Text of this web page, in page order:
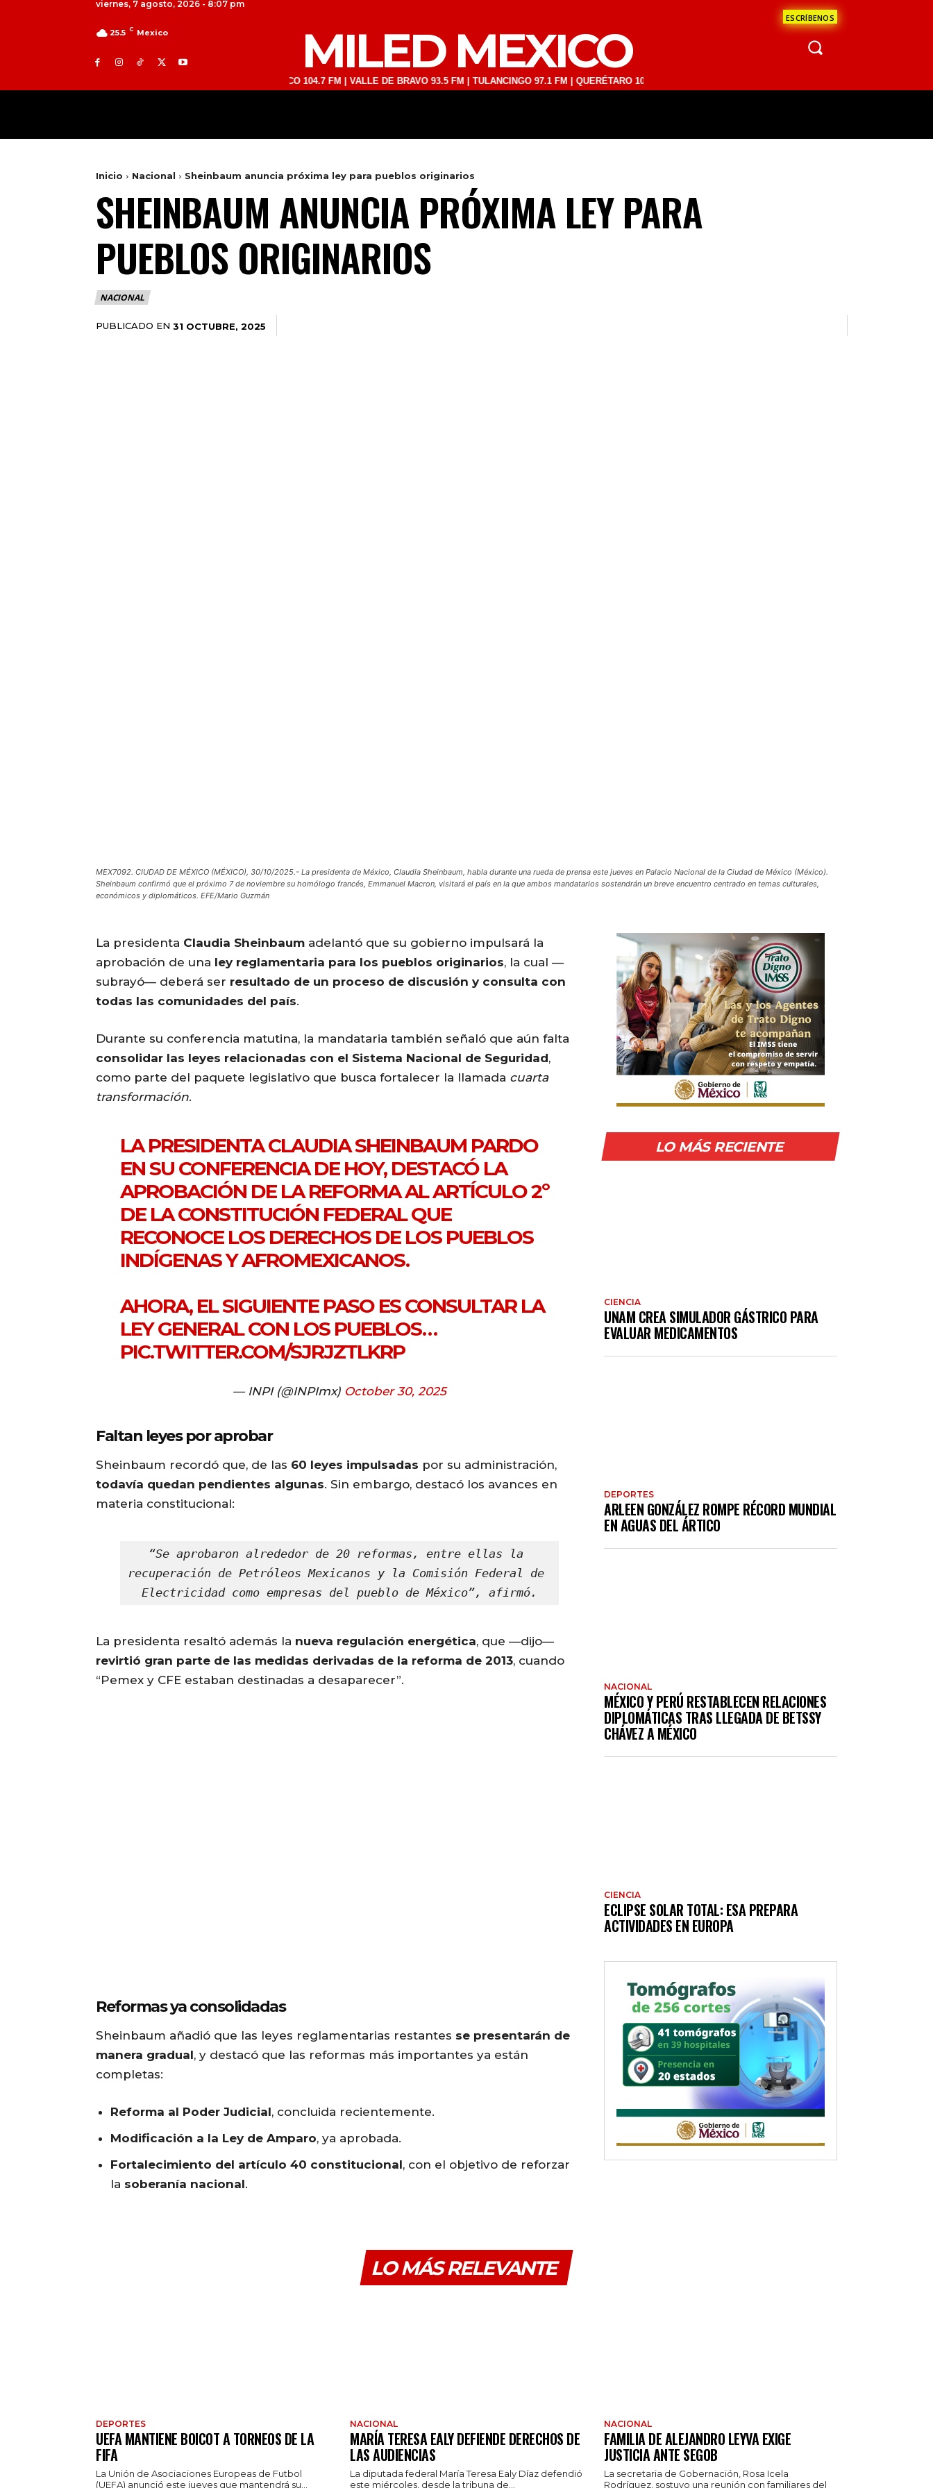
viernes, 7 agosto, 2026 - 8:07 pm
ESCRÍBENOS
25.5 C Mexico MILED MEXICO
TOLUCA 98.9 FM | ATLACOMULCO 104.7 FM | VALLE DE BRAVO 93.5 FM | TULANCINGO 97.1 FM | QUERÉTARO 103.1 FM | SAN JUAN DEL RÍO 93.1 FM | GUADALAJARA 1510 AM | LA
Inicio Nacional Sheinbaum anuncia próxima ley para pueblos originarios
SHEINBAUM ANUNCIA PRÓXIMA LEY PARA
PUEBLOS ORIGINARIOS
NACIONAL
PUBLICADO EN 31 OCTUBRE, 2025
MEX7092. CIUDAD DE MÉXICO (MÉXICO), 30/10/2025.- La presidenta de México, Claudia Sheinbaum, habla durante una rueda de prensa este jueves en Palacio Nacional de la Ciudad de México (México).
Sheinbaum confirmó que el próximo 7 de noviembre su homólogo francés, Emmanuel Macron, visitará el país en la que ambos mandatarios sostendrán un breve encuentro centrado en temas culturales,
económicos y diplomáticos. EFE/Mario Guzmán
La presidenta Claudia Sheinbaum adelantó que su gobierno impulsará la
aprobación de una ley reglamentaria para los pueblos originarios, la cual —
subrayó— deberá ser resultado de un proceso de discusión y consulta con
todas las comunidades del país.
Durante su conferencia matutina, la mandataria también señaló que aún falta
consolidar las leyes relacionadas con el Sistema Nacional de Seguridad,
como parte del paquete legislativo que busca fortalecer la llamada cuarta
transformación.
LA PRESIDENTA CLAUDIA SHEINBAUM PARDO
EN SU CONFERENCIA DE HOY, DESTACÓ LA
APROBACIÓN DE LA REFORMA AL ARTÍCULO 2º
DE LA CONSTITUCIÓN FEDERAL QUE
RECONOCE LOS DERECHOS DE LOS PUEBLOS
INDÍGENAS Y AFROMEXICANOS.
AHORA, EL SIGUIENTE PASO ES CONSULTAR LA
LEY GENERAL CON LOS PUEBLOS…
PIC.TWITTER.COM/SJRJZTLKRP
— INPI (@INPImx) October 30, 2025
Faltan leyes por aprobar
Sheinbaum recordó que, de las 60 leyes impulsadas por su administración,
todavía quedan pendientes algunas. Sin embargo, destacó los avances en
materia constitucional:
“Se aprobaron alrededor de 20 reformas, entre ellas la
recuperación de Petróleos Mexicanos y la Comisión Federal de
Electricidad como empresas del pueblo de México”, afirmó.
La presidenta resaltó además la nueva regulación energética, que —dijo—
revirtió gran parte de las medidas derivadas de la reforma de 2013, cuando
“Pemex y CFE estaban destinadas a desaparecer”.
Reformas ya consolidadas
Sheinbaum añadió que las leyes reglamentarias restantes se presentarán de
manera gradual, y destacó que las reformas más importantes ya están
completas:
Reforma al Poder Judicial, concluida recientemente.
Modificación a la Ley de Amparo, ya aprobada.
Fortalecimiento del artículo 40 constitucional, con el objetivo de reforzar
la soberanía nacional.
LO MÁS RECIENTE
CIENCIA
UNAM CREA SIMULADOR GÁSTRICO PARA
EVALUAR MEDICAMENTOS
DEPORTES
ARLEEN GONZÁLEZ ROMPE RÉCORD MUNDIAL
EN AGUAS DEL ÁRTICO
NACIONAL
MÉXICO Y PERÚ RESTABLECEN RELACIONES
DIPLOMÁTICAS TRAS LLEGADA DE BETSSY
CHÁVEZ A MÉXICO
CIENCIA
ECLIPSE SOLAR TOTAL: ESA PREPARA
ACTIVIDADES EN EUROPA
LO MÁS RELEVANTE
DEPORTES
UEFA MANTIENE BOICOT A TORNEOS DE LA
FIFA
La Unión de Asociaciones Europeas de Futbol
(UEFA) anunció este jueves que mantendrá su...
NACIONAL
MARÍA TERESA EALY DEFIENDE DERECHOS DE
LAS AUDIENCIAS
La diputada federal María Teresa Ealy Díaz defendió
este miércoles, desde la tribuna de...
NACIONAL
FAMILIA DE ALEJANDRO LEYVA EXIGE
JUSTICIA ANTE SEGOB
La secretaria de Gobernación, Rosa Icela
Rodríguez, sostuvo una reunión con familiares del